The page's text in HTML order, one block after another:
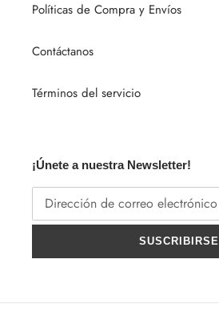
Políticas de Compra y Envíos
Contáctanos
Términos del servicio
¡Únete a nuestra Newsletter!
SUSCRIBIRSE